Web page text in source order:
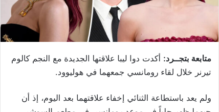
متابعة بتجــرد: أكدت دوا ليبا علاقتها الجديدة مع النجم كالوم
تيرنر خلال لقاء رومانسي جمعهما في هوليوود.
ولم يعد باستطاعة الثنائي إخفاء علاقتهما بعد اليوم، إذ أن